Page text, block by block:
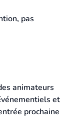
pas
animateurs
et
prochaine